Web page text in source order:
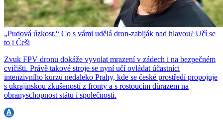
„Pudová úzkost.“ Co s vámi udělá dron-zabiják nad hlavou? Učí se
to i Češi
Zvuk FPV dronu dokáže vyvolat mrazení v zádech i na bezpečném
cvičišti. Právě takové stroje se nyní učí ovládat účastníci
intenzivního kurzu nedaleko Prahy, kde se české prostředí propojuje
s ukrajinskou zkušeností z fronty a s rostoucím důrazem na
obranyschopnost státu i společnosti.